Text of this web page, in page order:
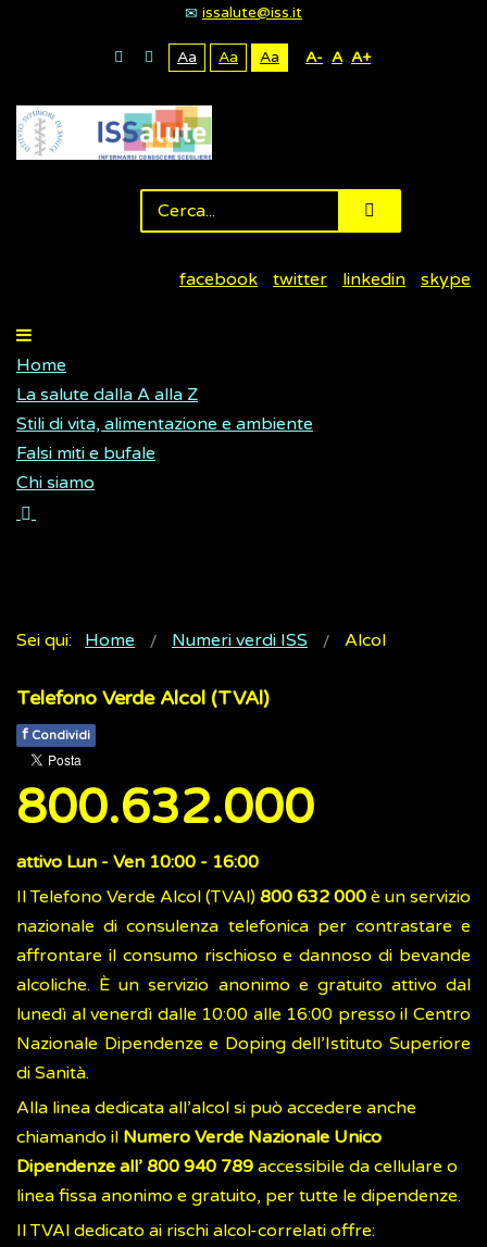
issalute@iss.it
Aa Aa Aa A- A A+
facebook twitter linkedin skype
Home
La salute dalla A alla Z
Stili di vita, alimentazione e ambiente
Falsi miti e bufale
Chi siamo
Sei qui: Home Numeri verdi ISS Alcol
Telefono Verde Alcol (TVAl)
f Condividi
800.632.000
attivo Lun - Ven 10:00 - 16:00
Il Telefono Verde Alcol (TVAl) 800 632 000 è un servizio
nazionale di consulenza telefonica per contrastare e
affrontare il consumo rischioso e dannoso di bevande
alcoliche. È un servizio anonimo e gratuito attivo dal
lunedì al venerdì dalle 10:00 alle 16:00 presso il Centro
Nazionale Dipendenze e Doping dell’Istituto Superiore
di Sanità.
Alla linea dedicata all’alcol si può accedere anche
chiamando il Numero Verde Nazionale Unico
Dipendenze all’ 800 940 789 accessibile da cellulare o
linea fissa anonimo e gratuito, per tutte le dipendenze.
Il TVAl dedicato ai rischi alcol-correlati offre: